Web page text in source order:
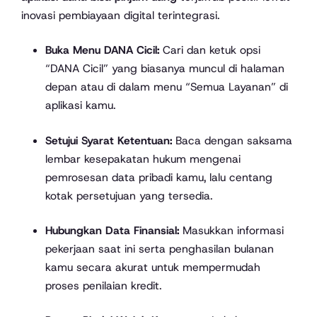
inovasi pembiayaan digital terintegrasi.
Buka Menu DANA Cicil:Cari dan ketuk opsi
“DANA Cicil” yang biasanya muncul di halaman
depan atau di dalam menu “Semua Layanan” di
aplikasi kamu.
Setujui Syarat Ketentuan:Baca dengan saksama
lembar kesepakatan hukum mengenai
pemrosesan data pribadi kamu, lalu centang
kotak persetujuan yang tersedia.
Hubungkan Data Finansial:Masukkan informasi
pekerjaan saat ini serta penghasilan bulanan
kamu secara akurat untuk mempermudah
proses penilaian kredit.